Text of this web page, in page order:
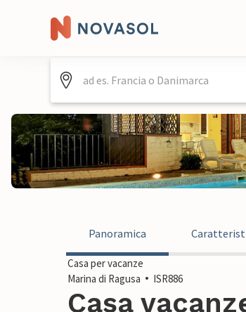
Panoramica
Casa per vacanze
Marina di Ragusa
ISR886
Casa